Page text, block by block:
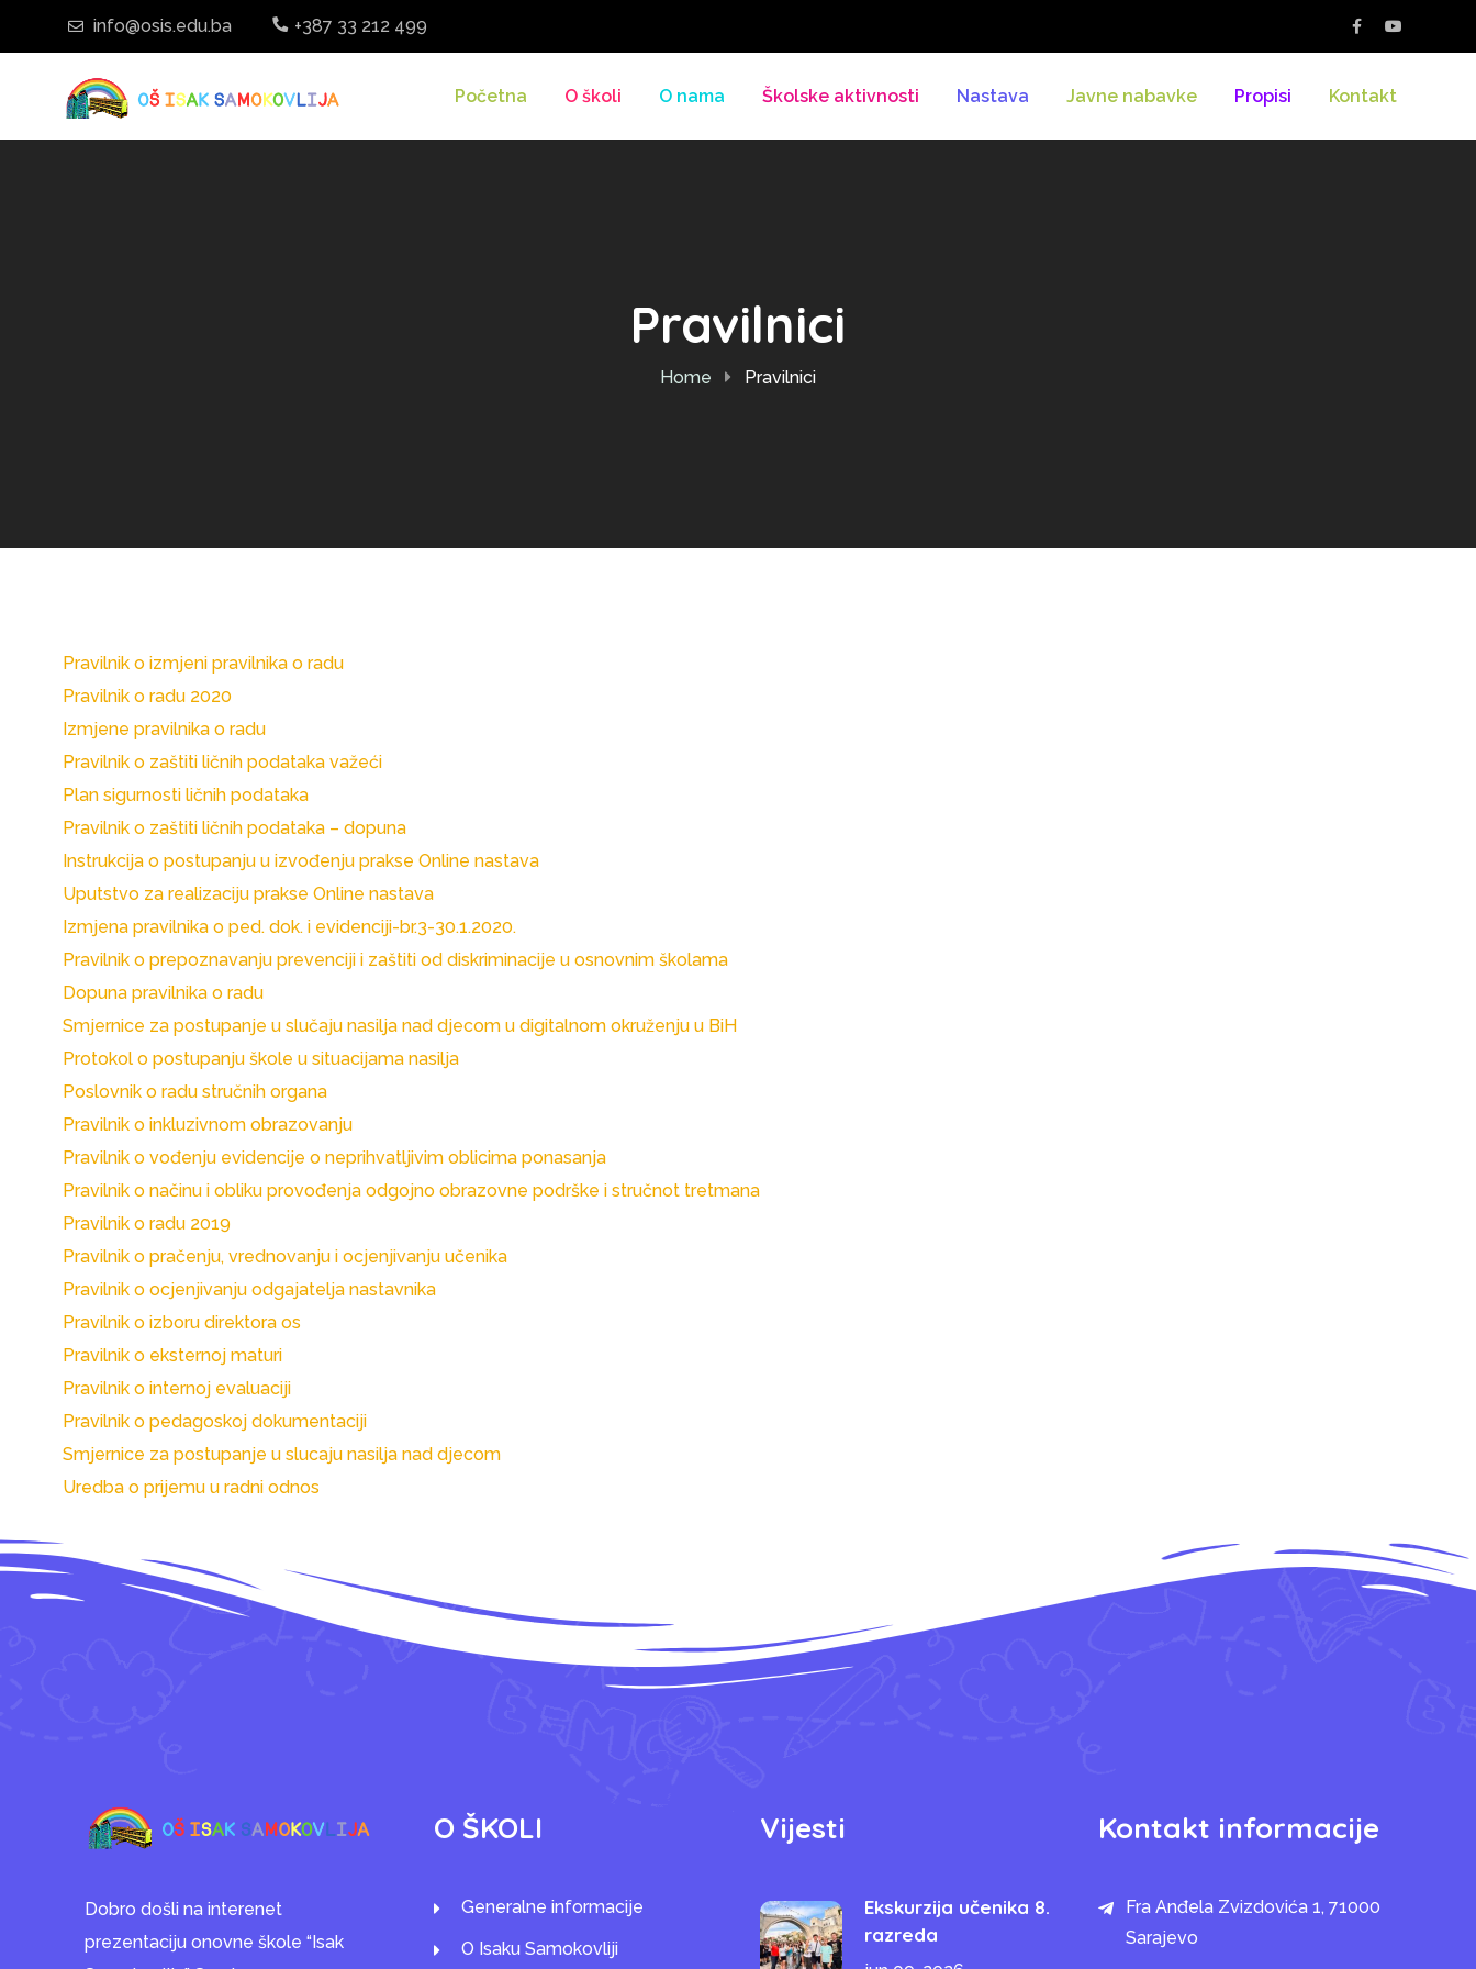
info@osis.edu.ba +387 33 212 499
Početna O školi O nama Školske aktivnosti Nastava Javne nabavke Propisi Kontakt
Pravilnici
Home Pravilnici
Pravilnik o izmjeni pravilnika o radu
Pravilnik o radu 2020
Izmjene pravilnika o radu
Pravilnik o zaštiti ličnih podataka važeći
Plan sigurnosti ličnih podataka
Pravilnik o zaštiti ličnih podataka – dopuna
Instrukcija o postupanju u izvođenju prakse Online nastava
Uputstvo za realizaciju prakse Online nastava
Izmjena pravilnika o ped. dok. i evidenciji-br.3-30.1.2020.
Pravilnik o prepoznavanju prevenciji i zaštiti od diskriminacije u osnovnim školama
Dopuna pravilnika o radu
Smjernice za postupanje u slučaju nasilja nad djecom u digitalnom okruženju u BiH
Protokol o postupanju škole u situacijama nasilja
Poslovnik o radu stručnih organa
Pravilnik o inkluzivnom obrazovanju
Pravilnik o vođenju evidencije o neprihvatljivim oblicima ponasanja
Pravilnik o načinu i obliku provođenja odgojno obrazovne podrške i stručnot tretmana
Pravilnik o radu 2019
Pravilnik o pračenju, vrednovanju i ocjenjivanju učenika
Pravilnik o ocjenjivanju odgajatelja nastavnika
Pravilnik o izboru direktora os
Pravilnik o eksternoj maturi
Pravilnik o internoj evaluaciji
Pravilnik o pedagoskoj dokumentaciji
Smjernice za postupanje u slucaju nasilja nad djecom
Uredba o prijemu u radni odnos
Dobro došli na interenet
prezentaciju onovne škole “Isak
O ŠKOLI
Generalne informacije
O Isaku Samokovliji
Vijesti
Ekskurzija učenika 8.
razreda
Kontakt informacije
Fra Anđela Zvizdovića 1, 71000
Sarajevo